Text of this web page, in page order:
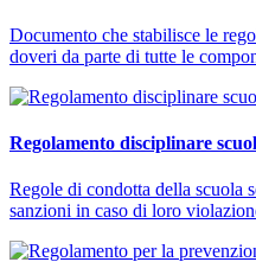
Documento che stabilisce le
doveri da parte di tutte le
Regolamento disciplinare
Regole di condotta della scuola
sanzioni in caso di loro